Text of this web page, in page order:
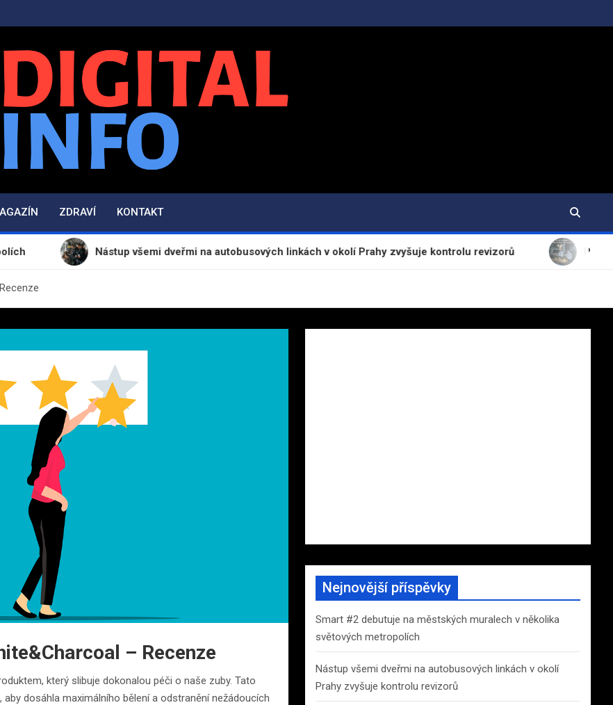
Digital-Info.cz
ZDRAVÍ KONTAKT
Nástup všemi dveřmi na autobusových linkách v okolí Prahy zvyšuje kontrolu revizorů Policie
– Recenze
který slibuje dokonalou péči o naše zuby. Tato
dosáhla maximálního bělení a odstranění nežádoucích
Nejnovější příspěvky
Smart #2 debutuje na městských muralech v několika
světových metropolích
Nástup všemi dveřmi na autobusových linkách v okolí
Prahy zvyšuje kontrolu revizorů